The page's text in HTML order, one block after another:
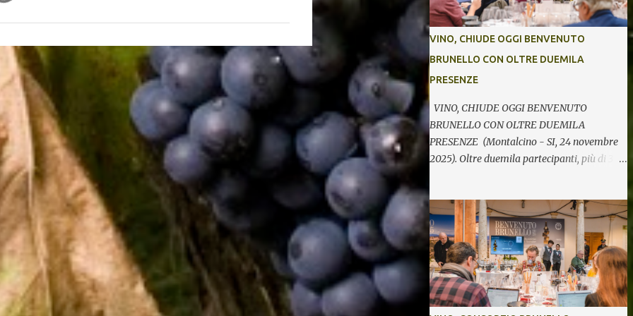
VINO, CHIUDE OGGI BENVENUTO
BRUNELLO CON OLTRE DUEMILA
PRESENZE
VINO, CHIUDE OGGI BENVENUTO
BRUNELLO CON OLTRE DUEMILA
PRESENZE (Montalcino - SI, 24 novembre
2025). Oltre duemila partecipanti, più di 370
edizione di Benvenuto Brunello, l’annuale
evento di presentazione delle nuove annate
del principe dei rossi toscani a cura del
Consorzio del vino Brunello di Montalcino.
In assaggio nei calici, il millesimo 2021, la
Riserva 2020, il Rosso di Montalcino 2024
oltre agli altri due vini della denominazione,